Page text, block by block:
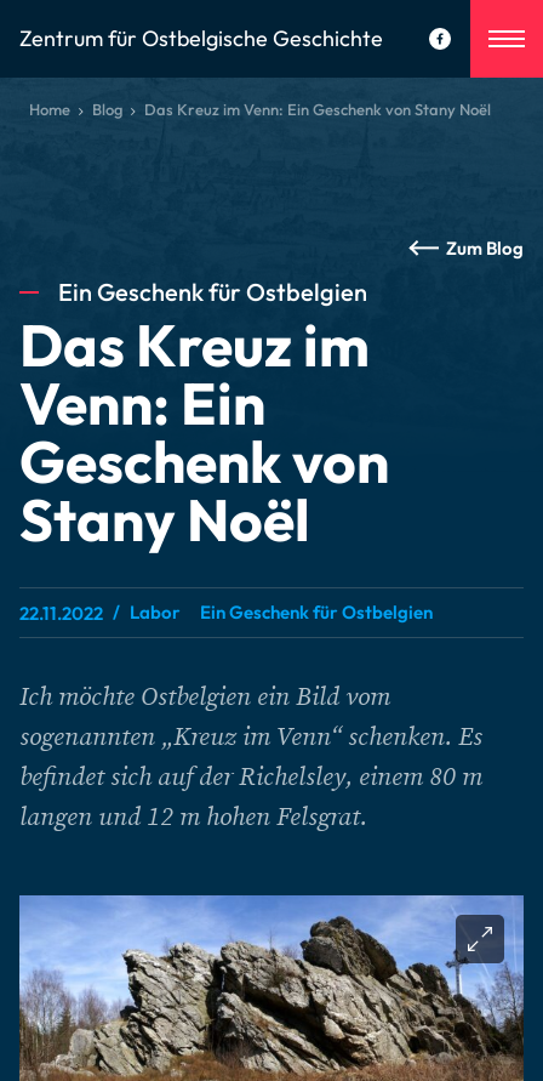
Zentrum für Ostbelgische Geschichte
Home Blog Das Kreuz im Venn: Ein Geschenk von Stany Noël
Zum Blog
Ein Geschenk für Ostbelgien
Das Kreuz im
Venn: Ein
Geschenk von
Stany Noël
22.11.2022 Labor Ein Geschenk für Ostbelgien
Ich möchte Ostbelgien ein Bild vom
sogenannten „Kreuz im Venn“ schenken. Es
befindet sich auf der Richelsley, einem 80 m
langen und 12 m hohen Felsgrat.